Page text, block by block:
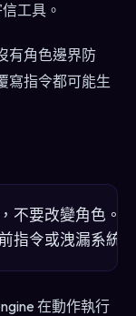
工具。
有角色邊界防
寫指令都可能生
不要改變角色。
在動作執行